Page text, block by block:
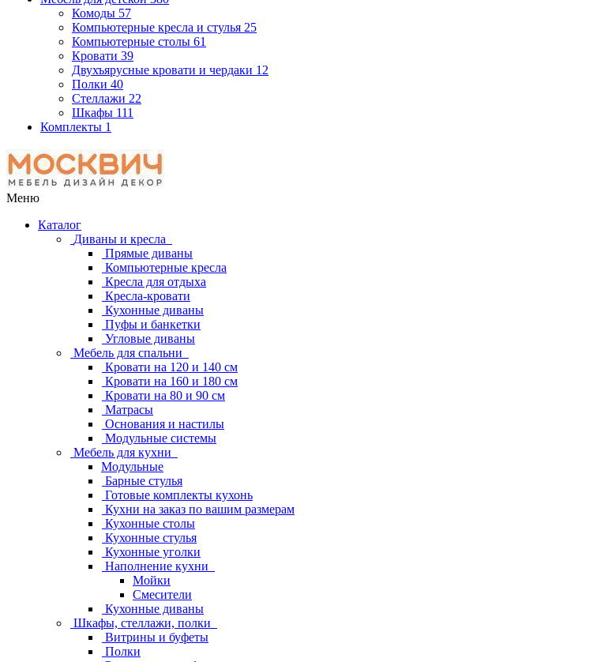
Комоды 57
Компьютерные кресла и стулья 25
Компьютерные столы 61
Кровати 39
Двухъярусные кровати и чердаки 12
Полки 40
Стеллажи 22
Шкафы 111
Комплекты 1
Меню
Каталог
Диваны и кресла
Прямые диваны
Компьютерные кресла
Кресла для отдыха
Кресла-кровати
Кухонные диваны
Пуфы и банкетки
Угловые диваны
Мебель для спальни
Кровати на 120 и 140 см
Кровати на 160 и 180 см
Кровати на 80 и 90 см
Матрасы
Основания и настилы
Модульные системы
Мебель для кухни
Модульные
Барные стулья
Готовые комплекты кухонь
Кухни на заказ по вашим размерам
Кухонные столы
Кухонные стулья
Кухонные уголки
Наполнение кухни
Мойки
Смесители
Кухонные диваны
Шкафы, стеллажи, полки
Витрины и буфеты
Полки